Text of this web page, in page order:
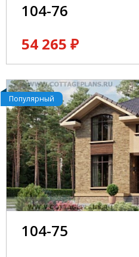
104-76
54 265 ₽
Популярный
104-75